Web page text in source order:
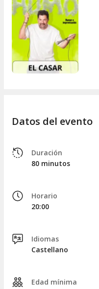
Datos del evento
Duración
80 minutos
Horario
20:00
Idiomas
Castellano
Edad mínima